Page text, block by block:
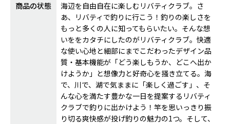
商品の状態
海辺を自由自在に楽しむリバティクラブ。さ
あ、リバティで釣りに行こう！釣りの楽しさを
もっと多くの人に知ってもらいたい。そんな想
いををカタチにしたのがリバティクラブ。快適
な使い心地と細部にまでこだわったデザイン品
質・基本機能が「どう楽しもうか、どこへ出か
けようか」と想像力と好奇心を掻き立てる。海
で、川で、湖で気ままに「楽しく過ごす」、そ
んな心を満たす豊かな一日を提案するリバティ
クラブで釣りに出かけよう！竿を思いっきり振
り切る爽快感が投げ釣りの魅力の1つ。そして、